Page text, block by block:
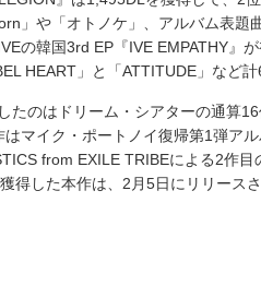
」や「オトノケ」、アルバム表題
の韓国3rd EP『IVE EMPATHY』
HEART」と「ATTITUDE」など計
のはドリーム・シアターの通算
マイク・ポートノイ復帰第1弾ア
from EXILE TRIBEによる2作目
得した本作は、2月5日にリリース